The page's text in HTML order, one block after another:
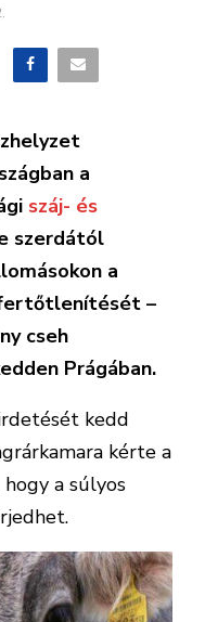
a
száj- és
szerdától
a
–
cseh
Prágában.
kedd
kérte a
a súlyos